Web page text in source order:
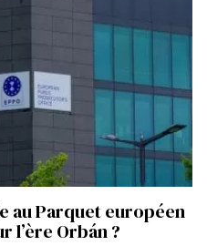
au Parquet européen
l’ère Orbán ?